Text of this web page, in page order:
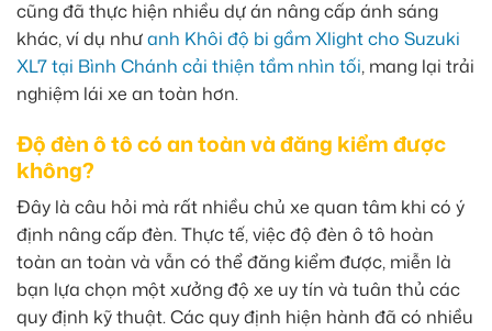
cũng đã thực hiện nhiều dự án nâng cấp ánh sáng
khác, ví dụ nhưanh Khôi độ bi gầm Xlight cho Suzuki
XL7 tại Bình Chánh cải thiện tầm nhìn tối, mang lại trải
nghiệm lái xe an toàn hơn.
Độ đèn ô tô có an toàn và đăng kiểm được
không?
Đây là câu hỏi mà rất nhiều chủ xe quan tâm khi có ý
định nâng cấp đèn. Thực tế, việc độ đèn ô tô hoàn
toàn an toàn và vẫn có thể đăng kiểm được, miễn là
bạn lựa chọn một xưởng độ xe uy tín và tuân thủ các
quy định kỹ thuật. Các quy định hiện hành đã có nhiều